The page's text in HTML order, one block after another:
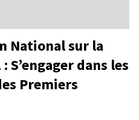
National sur la
dans les
Premiers